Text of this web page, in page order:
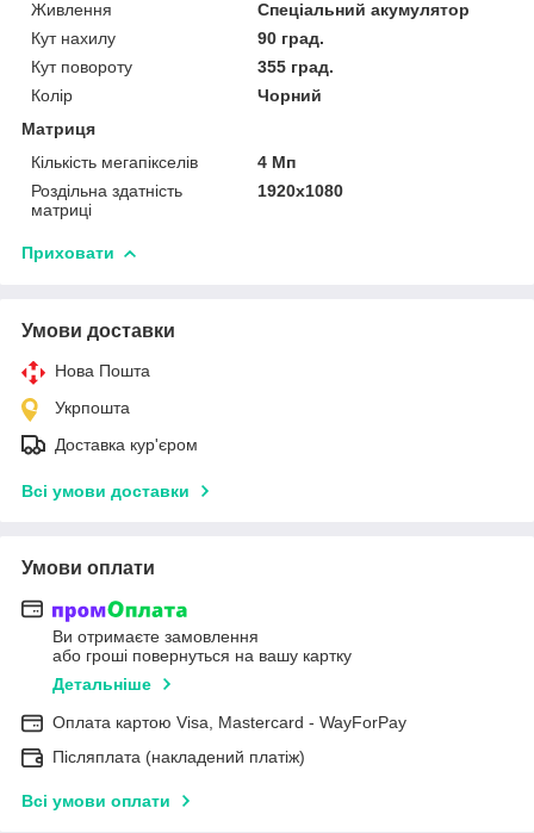
Живлення
Спеціальний акумулятор
Кут нахилу
90 град.
Кут повороту
355 град.
Колір
Чорний
Матриця
Кількість мегапікселів
4 Мп
Роздільна здатність
матриці
1920x1080
Приховати
Умови доставки
Нова Пошта
Укрпошта
Доставка кур'єром
Всі умови доставки
Умови оплати
Ви отримаєте замовлення
або гроші повернуться на вашу картку
Детальніше
Оплата картою Visa, Mastercard - WayForPay
Післяплата (накладений платіж)
Всі умови оплати